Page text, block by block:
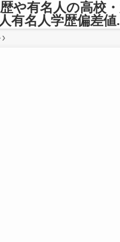
や有名人の高校
有名人学歴偏差